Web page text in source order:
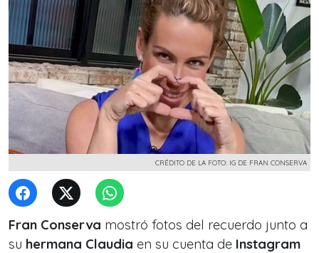
CRÉDITO DE LA FOTO: IG DE FRAN CONSERVA
Fran Conserva mostró fotos del recuerdo junto a
su hermana Claudia en su cuenta de Instagram